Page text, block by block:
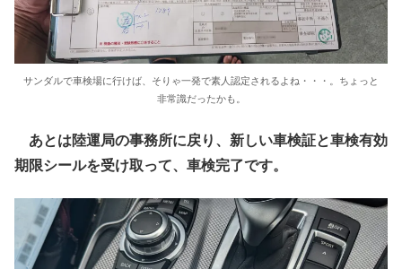
サンダルで車検場に行けば、そりゃ一発で素人認定されるよね・・・。ちょっと
非常識だったかも。
あとは陸運局の事務所に戻り、新しい車検証と車検有効
期限シールを受け取って、車検完了です。